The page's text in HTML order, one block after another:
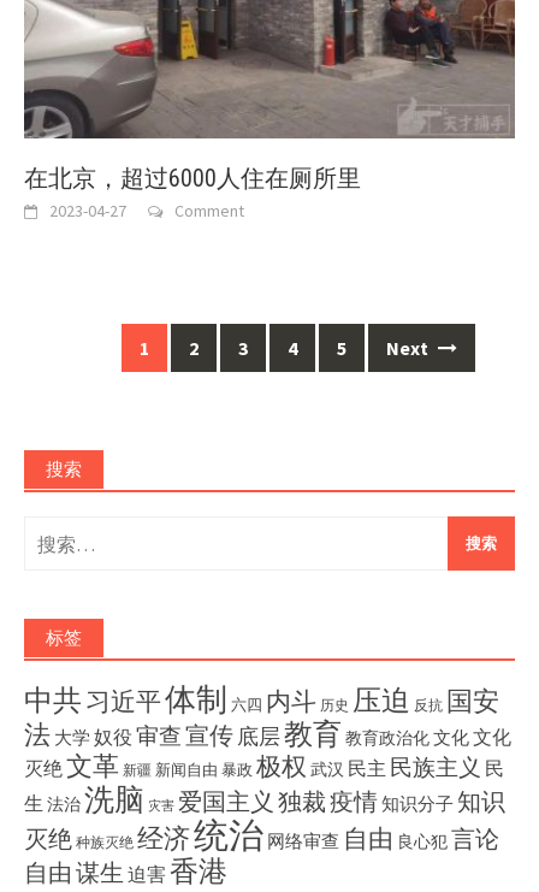
在北京，超过6000人住在厕所里
2023-04-27 Comment
1 2 3 4 5 Next
搜索
搜
索：
标签
中共习近平体制 六四 内斗 历史 压迫 反抗 国安
法 大学 奴役 审查宣传底层教育 教育政治化文化文化
灭绝文革 新疆 新闻自由 暴政 极权 武汉 民主 民族主义 民
生 法治洗脑 灾害 爱国主义 独裁疫情知识分子 知识
灭绝 种族灭绝 经济统治 网络审查 自由 良心犯言论
自由 谋生 迫害香港